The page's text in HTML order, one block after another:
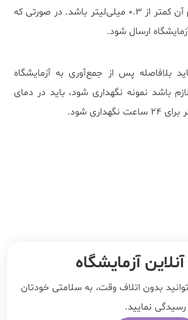
شده باشد. نمونه‌ای که حجم آن کمتر از ۰.۳ میلی‌لیتر باشد. در صورتی که
بلافاصله پس از جمع‌آوری به آزمایشگاه
باشد نمونه نگهداری شود، باید در دمای
آزمایشگاه
بدون اتلاف وقت، به سلامتی خودتان
رسیدگی نمایید.